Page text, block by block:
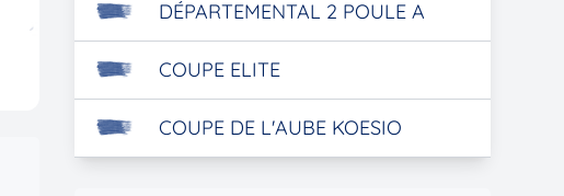
DÉPARTEMENTAL 2 POULE A
COUPE ELITE
COUPE DE L'AUBE KOESIO